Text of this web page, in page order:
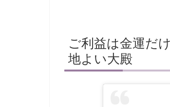
ご利益は金運だ
地よい大殿